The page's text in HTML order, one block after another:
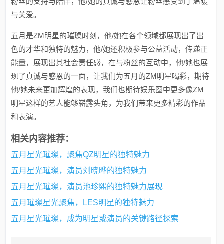
与关爱。
五月是ZM明星的璀璨时刻，他/她在各个领域都展现出了出
色的才华和独特的魅力，他/她还积极参与公益活动，传递正
能量，展现出其社会责任感，在与粉丝的互动中，他/她也展
现了真诚与感恩的一面，让我们为五月的ZM明星喝彩，期待
他/她未来更加辉煌的表现，我们也期待娱乐圈中更多像ZM
明星这样的艺人能够崭露头角，为我们带来更多精彩的作品
和表演。
相关内容推荐：
五月星光璀璨，聚焦QZ明星的独特魅力
五月星光璀璨，演员刘晓晔的独特魅力
五月星光璀璨，演员池珍熙的独特魅力展现
五月璀璨星光聚焦，LES明星的独特魅力
五月星光璀璨，成为明星或演员的关键路径探索